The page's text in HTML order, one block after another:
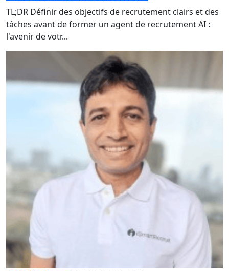
TL;DR Définir des objectifs de recrutement clairs et des
tâches avant de former un agent de recrutement AI :
l'avenir de votr...